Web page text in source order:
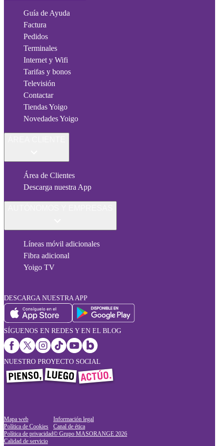
Guía de Ayuda
Factura
Pedidos
Terminales
Internet y Wifi
Tarifas y bonos
Televisión
Contactar
Tiendas Yoigo
Novedades Yoigo
Área de Clientes
Descarga nuestra App
Líneas móvil adicionales
Fibra adicional
Yoigo TV
DESCARGA NUESTRA APP
SÍGUENOS EN REDES Y EN EL BLOG
NUESTRO PROYECTO SOCIAL
Mapa web
Política de Cookies
Política de privacidad
Calidad de servicio
Información legal
Canal de ética
© Grupo MASORANGE 2026